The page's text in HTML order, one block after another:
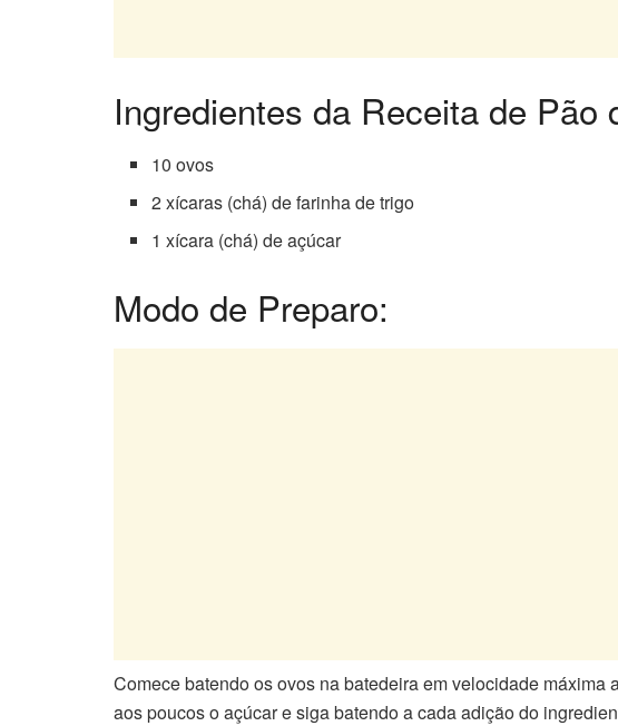
Ingredientes da Receita de Pão
10 ovos
2 xícaras (chá) de farinha de trigo
1 xícara (chá) de açúcar
Modo de Preparo:
Comece batendo os ovos na batedeira em velocidade
aos poucos o açúcar e siga batendo a cada adição do